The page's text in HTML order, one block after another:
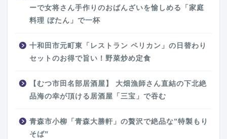
ーで女将さん手作りのおばんざいを愉しめる「家庭
料理 ぼたん」で一杯
十和田市元町東「レストラン ペリカン」の日替わり
セットのお得で旨い！野菜炒め定食
【むつ市田名部居酒屋】 大畑漁師さん直結の下北絶
品海の幸が頂ける居酒屋「三宝」で吞む
青森市小柳「青森大勝軒」の贅沢で絶品な”特製もり
そば”